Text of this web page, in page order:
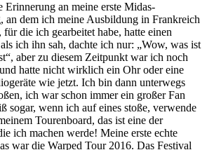
Erinnerung an meine erste Midas-
an dem ich meine Ausbildung in Frankreich
die ich gearbeitet habe, hatte einen
ich ihn sah, dachte ich nur: „Wow, was ist
aber zu diesem Zeitpunkt war ich noch
hatte nicht wirklich ein Ohr oder eine
wie jetzt. Ich bin dann unterwegs
ich war schon immer ein großer Fan
sogar, wenn ich auf eines stoße, verwende
Tourenboard, das ist eine der
ich machen werde! Meine erste echte
war die Warped Tour 2016. Das Festival